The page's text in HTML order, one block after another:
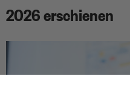
2026 erschienen